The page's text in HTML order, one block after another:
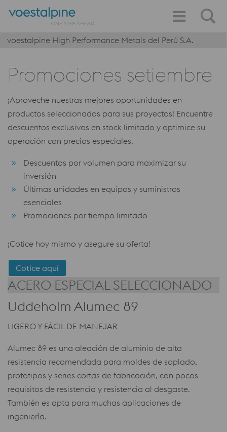
voestalpine High Performance Metals del Perú S.A.
Promociones setiembre
¡Aproveche nuestras mejores oportunidades en
productos seleccionados para sus proyectos! Encuentre
descuentos exclusivos en stock limitado y optimice su
operación con precios especiales.
Descuentos por volumen para maximizar su
inversión
Últimas unidades en equipos y suministros
esenciales
Promociones por tiempo limitado
¡Cotice hoy mismo y asegure su oferta!
Cotice aquí
ACERO ESPECIAL SELECCIONADO
Uddeholm Alumec 89
LIGERO Y FÁCIL DE MANEJAR
Alumec 89 es una aleación de aluminio de alta
resistencia recomendada para moldes de soplado,
prototipos y series cortas de fabricación, con pocos
requisitos de resistencia y resistencia al desgaste.
También es apta para muchas aplicaciones de
ingeniería.